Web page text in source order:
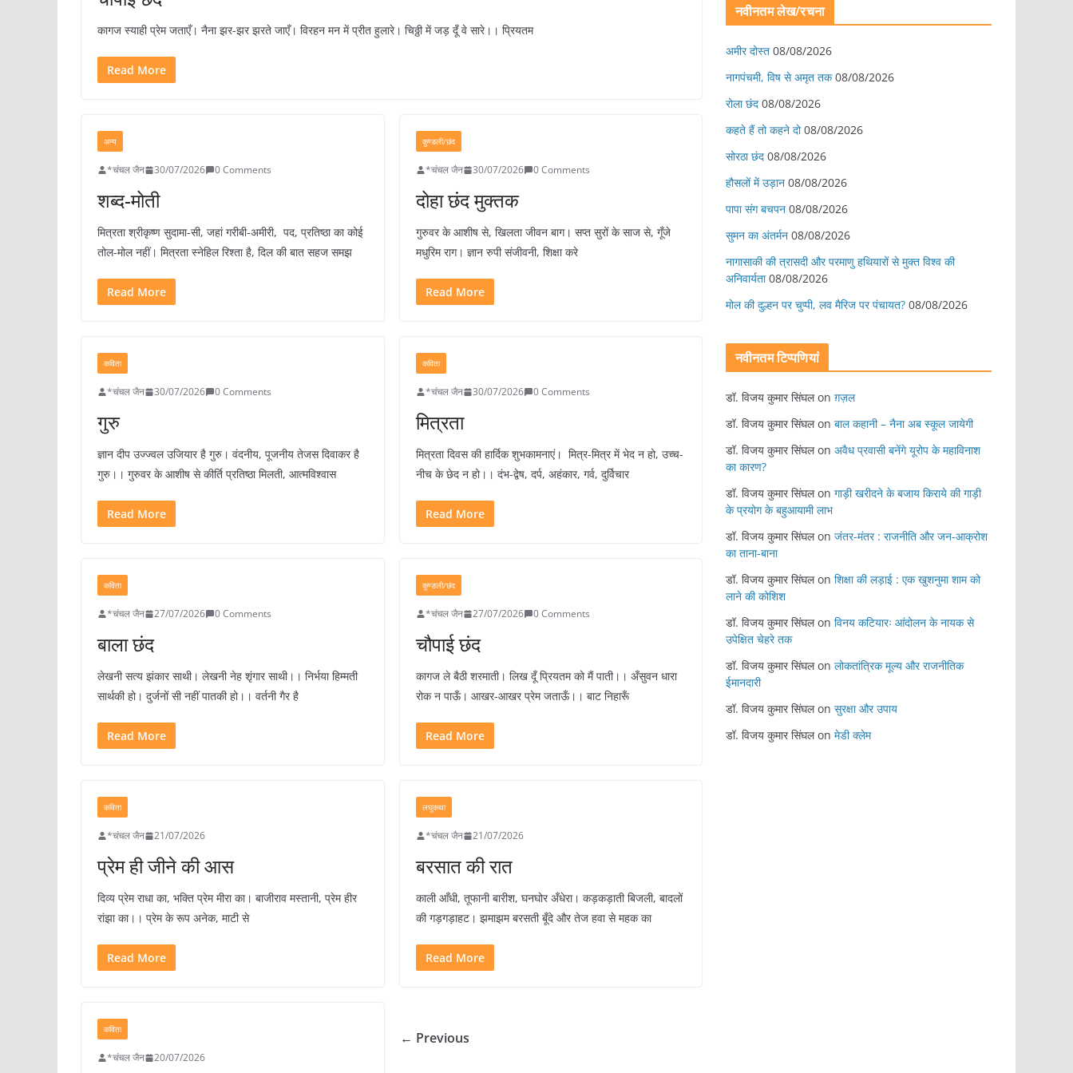
कागज स्याही प्रेम जताएँ। नैना झर-झर झरते जाएँ। विरहन मन में प्रीत हुलारे। चिठ्ठी में जड़ दूँ वे सारे।। प्रियतम
Read More
अन्य
*चंचल जैन 30/07/2026 0 Comments
शब्द-मोती
मित्रता श्रीकृष्ण सुदामा-सी, जहां गरीबी-अमीरी, पद, प्रतिष्ठा का कोई
तोल-मोल नहीं। मित्रता स्नेहिल रिश्ता है, दिल की बात सहज समझ
Read More
कुण्डली/छंद
*चंचल जैन 30/07/2026 0 Comments
दोहा छंद मुक्तक
गुरुवर के आशीष से, खिलता जीवन बाग। सप्त सुरों के साज से, गूँजे
मधुरिम राग। ज्ञान रुपी संजीवनी, शिक्षा करे
Read More
कविता
*चंचल जैन 30/07/2026 0 Comments
गुरु
ज्ञान दीप उज्ज्वल उजियार है गुरु। वंदनीय, पूजनीय तेजस दिवाकर है
गुरु।। गुरुवर के आशीष से कीर्ति प्रतिष्ठा मिलती, आत्मविश्वास
Read More
कविता
*चंचल जैन 30/07/2026 0 Comments
मित्रता
मित्रता दिवस की हार्दिक शुभकामनाएं। मित्र-मित्र में भेद न हो, उच्च-
नीच के छेद न हो।। दंभ-द्वेष, दर्प, अहंकार, गर्व, दुर्विचार
Read More
कविता
*चंचल जैन 27/07/2026 0 Comments
बाला छंद
लेखनी सत्य झंकार साथी। लेखनी नेह शृंगार साथी।। निर्भया हिम्मती
सार्थकी हो। दुर्जनों सी नहीं पातकी हो।। वर्तनी गैर है
Read More
कुण्डली/छंद
*चंचल जैन 27/07/2026 0 Comments
चौपाई छंद
कागज ले बैठी शरमाती। लिख दूँ प्रियतम को मैं पाती।। अँसुवन धारा
रोक न पाऊँ। आखर-आखर प्रेम जताऊँ।। बाट निहारूँ
Read More
कविता
*चंचल जैन 21/07/2026
प्रेम ही जीने की आस
दिव्य प्रेम राधा का, भक्ति प्रेम मीरा का। बाजीराव मस्तानी, प्रेम हीर
रांझा का।। प्रेम के रूप अनेक, माटी से
Read More
लघुकथा
*चंचल जैन 21/07/2026
बरसात की रात
काली आँधी, तूफानी बारीश, घनघोर अँधेरा। कड़कड़ाती बिजली, बादलों
की गड़गड़ाहट। झमाझम बरसती बूँदे और तेज हवा से महक का
Read More
कविता
*चंचल जैन 20/07/2026
← Previous
नवीनतम लेख/रचना
अमीर दोस्त 08/08/2026
नागपंचमी, ​विष से अमृत तक 08/08/2026
रोला छंद 08/08/2026
कहते हैं तो कहने दो 08/08/2026
सोरठा छंद 08/08/2026
हौसलों में उड़ान 08/08/2026
पापा संग बचपन 08/08/2026
सुमन का अंतर्मन 08/08/2026
नागासाकी की त्रासदी और परमाणु हथियारों से मुक्त विश्व की
अनिवार्यता 08/08/2026
मोल की दुल्हन पर चुप्पी, लव मैरिज पर पंचायत? 08/08/2026
नवीनतम टिप्पणियां
डॉ. विजय कुमार सिंघलon ग़ज़ल
डॉ. विजय कुमार सिंघलon बाल कहानी – नैना अब स्कूल जायेगी
डॉ. विजय कुमार सिंघलon अवैध प्रवासी बनेंगे यूरोप के महाविनाश
का कारण?
डॉ. विजय कुमार सिंघलon गाड़ी खरीदने के बजाय किराये की गाड़ी
के प्रयोग के बहुआयामी लाभ
डॉ. विजय कुमार सिंघलon जंतर-मंतर : राजनीति और जन-आक्रोश
का ताना-बाना
डॉ. विजय कुमार सिंघलon शिक्षा की लड़ाई : एक खुशनुमा शाम को
लाने की कोशिश
डॉ. विजय कुमार सिंघलon विनय कटियारः आंदोलन के नायक से
उपेक्षित चेहरे तक
डॉ. विजय कुमार सिंघलon लोकतांत्रिक मूल्य और राजनीतिक
ईमानदारी
डॉ. विजय कुमार सिंघलon सुरक्षा और उपाय
डॉ. विजय कुमार सिंघलon मेडी क्लेम